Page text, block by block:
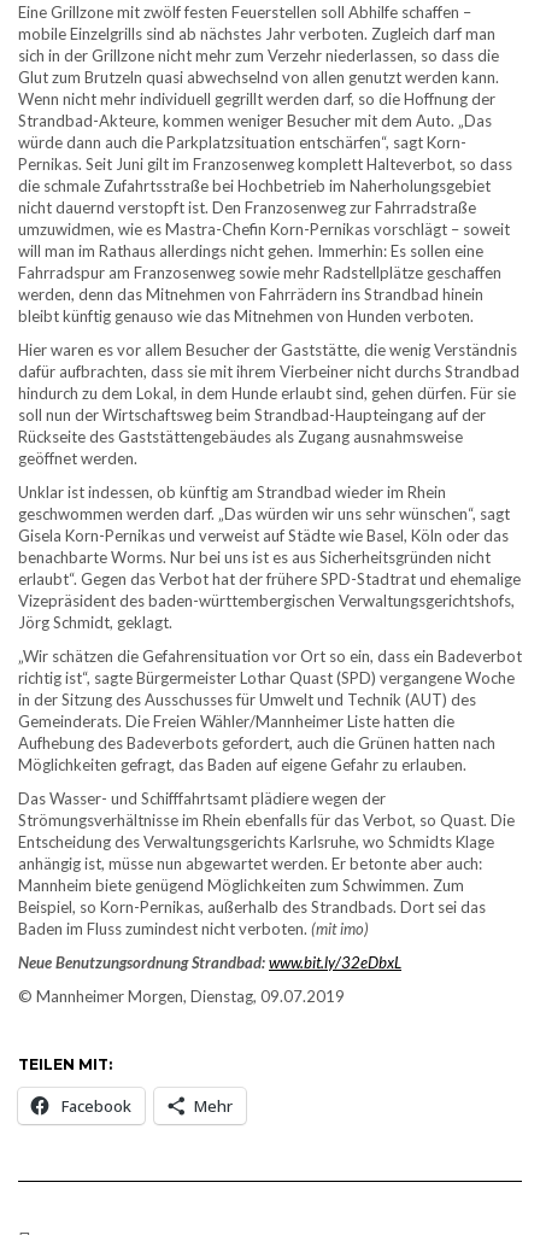
Eine Grillzone mit zwölf festen Feuerstellen soll Abhilfe schaffen –
mobile Einzelgrills sind ab nächstes Jahr verboten. Zugleich darf man
sich in der Grillzone nicht mehr zum Verzehr niederlassen, so dass die
Glut zum Brutzeln quasi abwechselnd von allen genutzt werden kann.
Wenn nicht mehr individuell gegrillt werden darf, so die Hoffnung der
Strandbad-Akteure, kommen weniger Besucher mit dem Auto. „Das
würde dann auch die Parkplatzsituation entschärfen“, sagt Korn-
Pernikas. Seit Juni gilt im Franzosenweg komplett Halteverbot, so dass
die schmale Zufahrtsstraße bei Hochbetrieb im Naherholungsgebiet
nicht dauernd verstopft ist. Den Franzosenweg zur Fahrradstraße
umzuwidmen, wie es Mastra-Chefin Korn-Pernikas vorschlägt – soweit
will man im Rathaus allerdings nicht gehen. Immerhin: Es sollen eine
Fahrradspur am Franzosenweg sowie mehr Radstellplätze geschaffen
werden, denn das Mitnehmen von Fahrrädern ins Strandbad hinein
bleibt künftig genauso wie das Mitnehmen von Hunden verboten.
Hier waren es vor allem Besucher der Gaststätte, die wenig Verständnis
dafür aufbrachten, dass sie mit ihrem Vierbeiner nicht durchs Strandbad
hindurch zu dem Lokal, in dem Hunde erlaubt sind, gehen dürfen. Für sie
soll nun der Wirtschaftsweg beim Strandbad-Haupteingang auf der
Rückseite des Gaststättengebäudes als Zugang ausnahmsweise
geöffnet werden.
Unklar ist indessen, ob künftig am Strandbad wieder im Rhein
geschwommen werden darf. „Das würden wir uns sehr wünschen“, sagt
Gisela Korn-Pernikas und verweist auf Städte wie Basel, Köln oder das
benachbarte Worms. Nur bei uns ist es aus Sicherheitsgründen nicht
erlaubt“. Gegen das Verbot hat der frühere SPD-Stadtrat und ehemalige
Vizepräsident des baden-württembergischen Verwaltungsgerichtshofs,
Jörg Schmidt, geklagt.
„Wir schätzen die Gefahrensituation vor Ort so ein, dass ein Badeverbot
richtig ist“, sagte Bürgermeister Lothar Quast (SPD) vergangene Woche
in der Sitzung des Ausschusses für Umwelt und Technik (AUT) des
Gemeinderats. Die Freien Wähler/Mannheimer Liste hatten die
Aufhebung des Badeverbots gefordert, auch die Grünen hatten nach
Möglichkeiten gefragt, das Baden auf eigene Gefahr zu erlauben.
Das Wasser- und Schifffahrtsamt plädiere wegen der
Strömungsverhältnisse im Rhein ebenfalls für das Verbot, so Quast. Die
Entscheidung des Verwaltungsgerichts Karlsruhe, wo Schmidts Klage
anhängig ist, müsse nun abgewartet werden. Er betonte aber auch:
Mannheim biete genügend Möglichkeiten zum Schwimmen. Zum
Beispiel, so Korn-Pernikas, außerhalb des Strandbads. Dort sei das
Baden im Fluss zumindest nicht verboten. (mit imo)
Neue Benutzungsordnung Strandbad:www.bit.ly/32eDbxL
© Mannheimer Morgen, Dienstag, 09.07.2019
TEILEN MIT:
Facebook Mehr